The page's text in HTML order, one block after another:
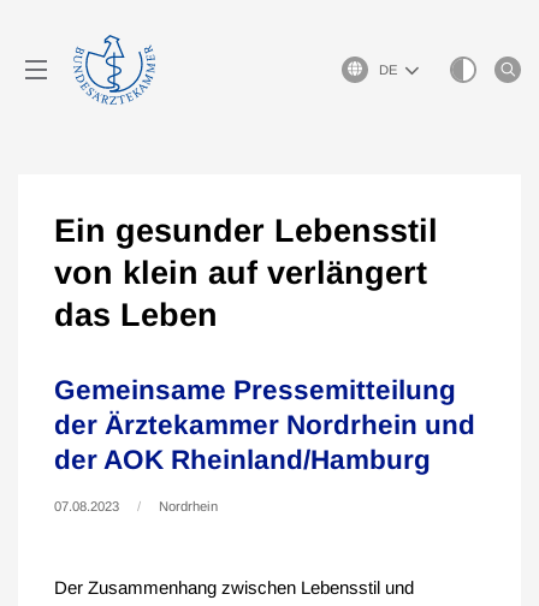
Sprachauswahl
Ein gesunder Lebensstil
von klein auf verlängert
das Leben
Gemeinsame Pressemitteilung
der Ärztekammer Nordrhein und
der AOK Rheinland/Hamburg
07.08.2023 Nordrhein
Der Zusammenhang zwischen Lebensstil und